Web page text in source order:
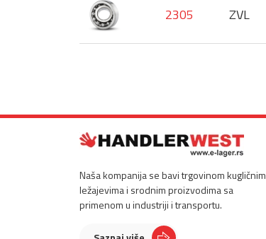
2305 ZVL
Naša kompanija se bavi trgovinom kugličnim
ležajevima i srodnim proizvodima sa
primenom u industriji i transportu.